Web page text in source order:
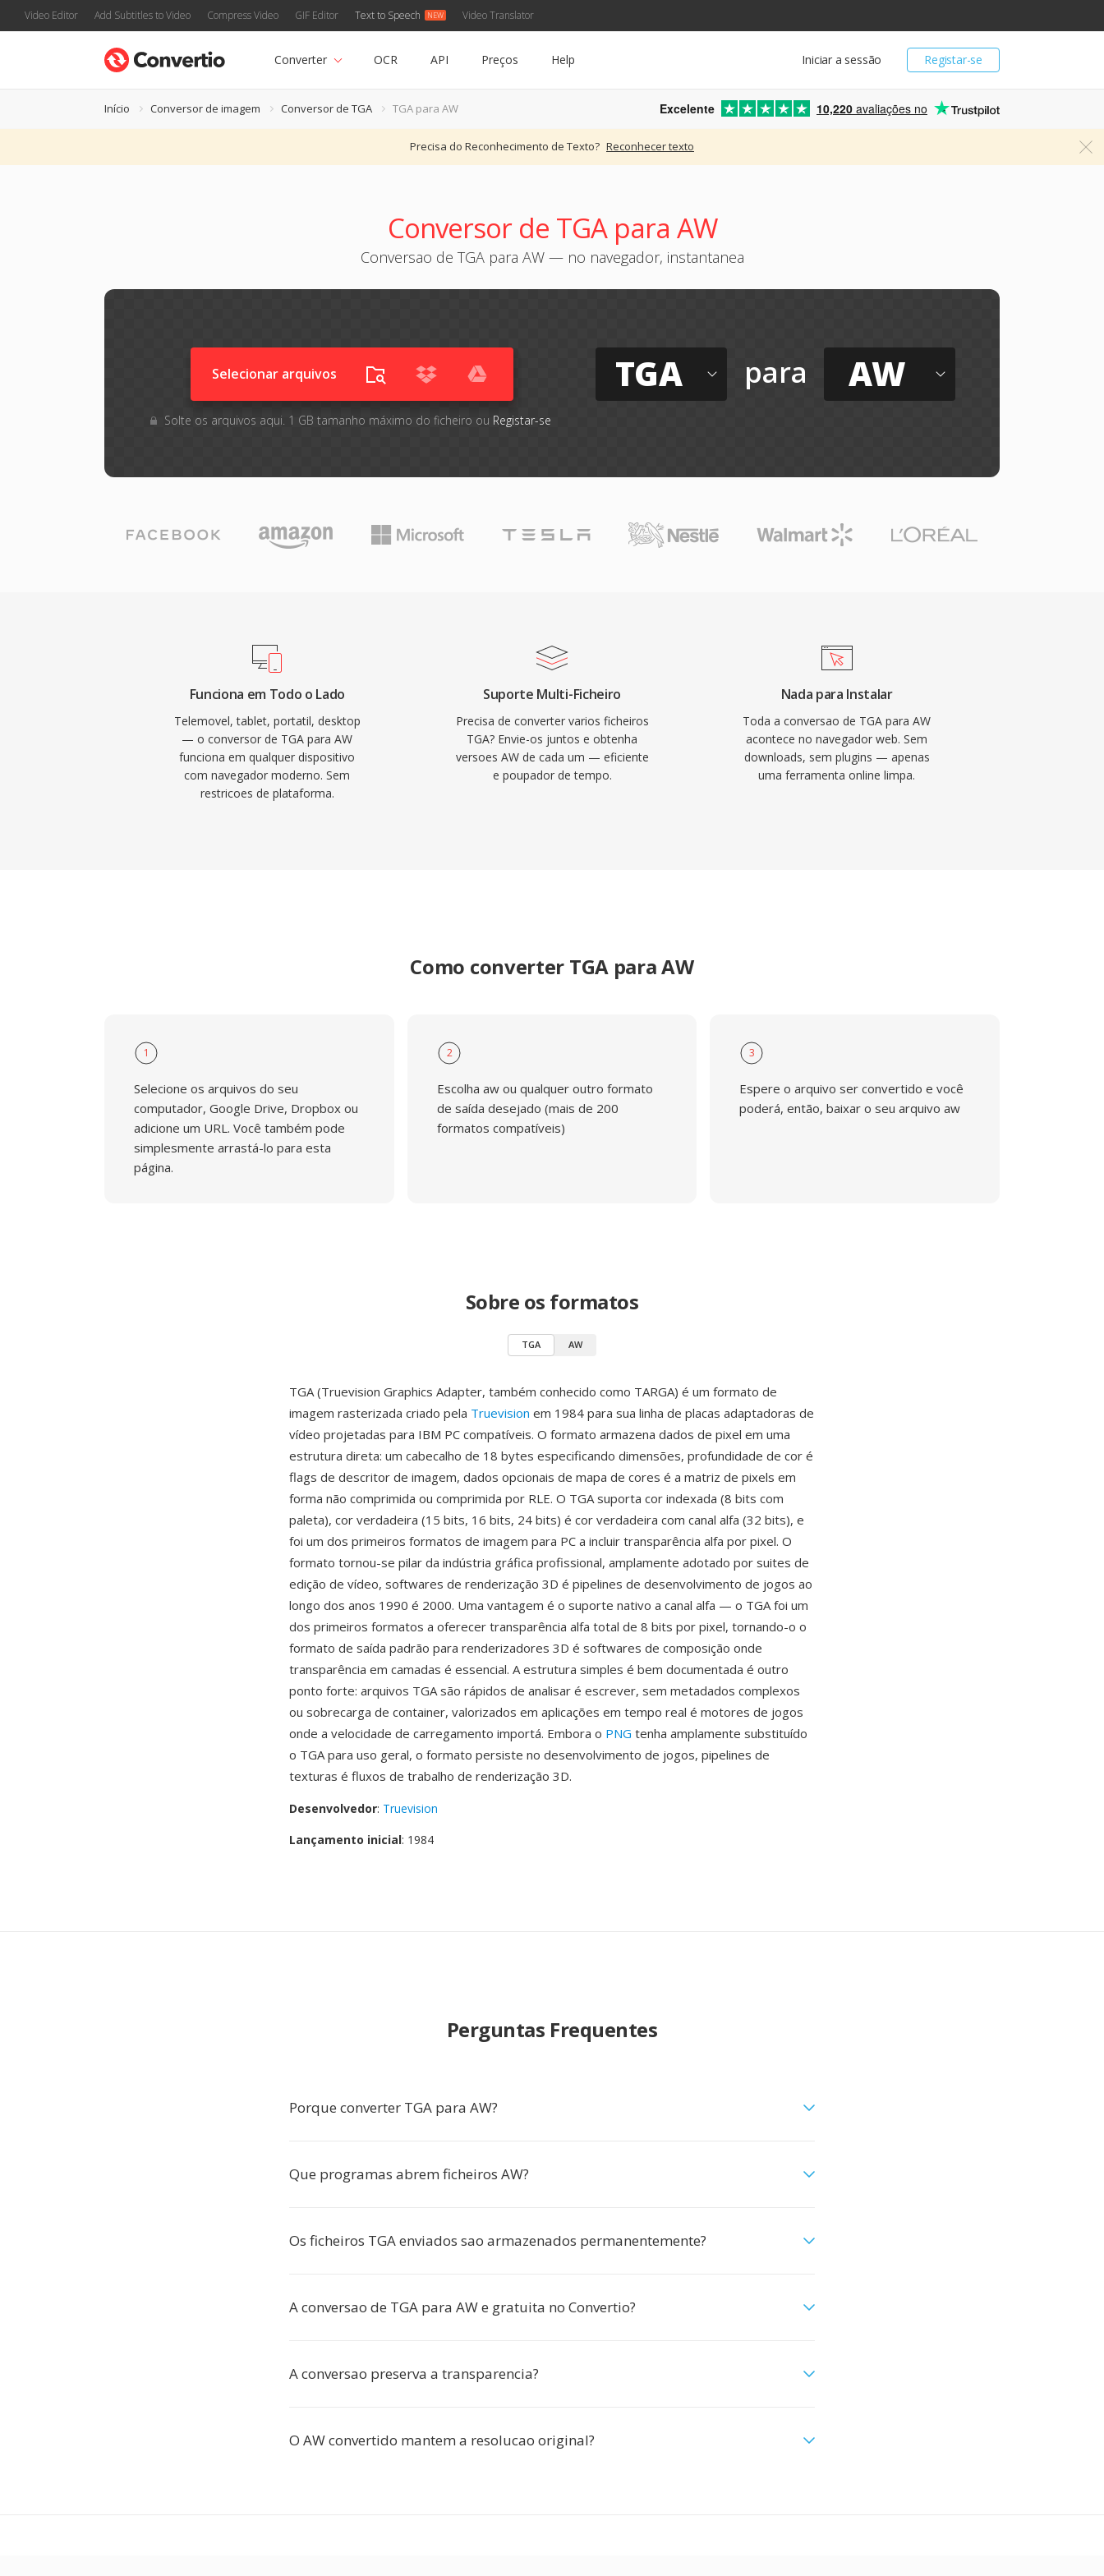
Video Editor Add Subtitles to Video Compress Video GIF Editor Text to Speech Video Translator
Registar-se
Iniciar a sessão
Converter OCR API Preços Help
Início Conversor de imagem Conversor de TGA TGA para AW Excelente 10,220 avaliações no
Precisa do Reconhecimento de Texto? Reconhecer texto
Conversor de TGA para AW
Conversao de TGA para AW — no navegador, instantanea
Selecionar arquivos
Solte os arquivos aqui. 1 GB tamanho máximo do ficheiro ou Registar-se
TGA para AW
Funciona em Todo o Lado
Telemovel, tablet, portatil, desktop
— o conversor de TGA para AW
funciona em qualquer dispositivo
com navegador moderno. Sem
restricoes de plataforma.
Suporte Multi-Ficheiro
Precisa de converter varios ficheiros
TGA? Envie-os juntos e obtenha
versoes AW de cada um — eficiente
e poupador de tempo.
Nada para Instalar
Toda a conversao de TGA para AW
acontece no navegador web. Sem
downloads, sem plugins — apenas
uma ferramenta online limpa.
Como converter TGA para AW
1
Selecione os arquivos do seu
computador, Google Drive, Dropbox ou
adicione um URL. Você também pode
simplesmente arrastá-lo para esta
página.
2
Escolha aw ou qualquer outro formato
de saída desejado (mais de 200
formatos compatíveis)
3
Espere o arquivo ser convertido e você
poderá, então, baixar o seu arquivo aw
Sobre os formatos
TGA AW
TGA (Truevision Graphics Adapter, também conhecido como TARGA) é um formato de
imagem rasterizada criado pela Truevision em 1984 para sua linha de placas adaptadoras de
vídeo projetadas para IBM PC compatíveis. O formato armazena dados de pixel em uma
estrutura direta: um cabecalho de 18 bytes especificando dimensões, profundidade de cor é
flags de descritor de imagem, dados opcionais de mapa de cores é a matriz de pixels em
forma não comprimida ou comprimida por RLE. O TGA suporta cor indexada (8 bits com
paleta), cor verdadeira (15 bits, 16 bits, 24 bits) é cor verdadeira com canal alfa (32 bits), e
foi um dos primeiros formatos de imagem para PC a incluir transparência alfa por pixel. O
formato tornou-se pilar da indústria gráfica profissional, amplamente adotado por suites de
edição de vídeo, softwares de renderização 3D é pipelines de desenvolvimento de jogos ao
longo dos anos 1990 é 2000. Uma vantagem é o suporte nativo a canal alfa — o TGA foi um
dos primeiros formatos a oferecer transparência alfa total de 8 bits por pixel, tornando-o o
formato de saída padrão para renderizadores 3D é softwares de composição onde
transparência em camadas é essencial. A estrutura simples é bem documentada é outro
ponto forte: arquivos TGA são rápidos de analisar é escrever, sem metadados complexos
ou sobrecarga de container, valorizados em aplicações em tempo real é motores de jogos
onde a velocidade de carregamento importá. Embora o PNG tenha amplamente substituído
o TGA para uso geral, o formato persiste no desenvolvimento de jogos, pipelines de
texturas é fluxos de trabalho de renderização 3D.
Desenvolvedor: Truevision
Lançamento inicial: 1984
Perguntas Frequentes
Porque converter TGA para AW?
Que programas abrem ficheiros AW?
Os ficheiros TGA enviados sao armazenados permanentemente?
A conversao de TGA para AW e gratuita no Convertio?
A conversao preserva a transparencia?
O AW convertido mantem a resolucao original?